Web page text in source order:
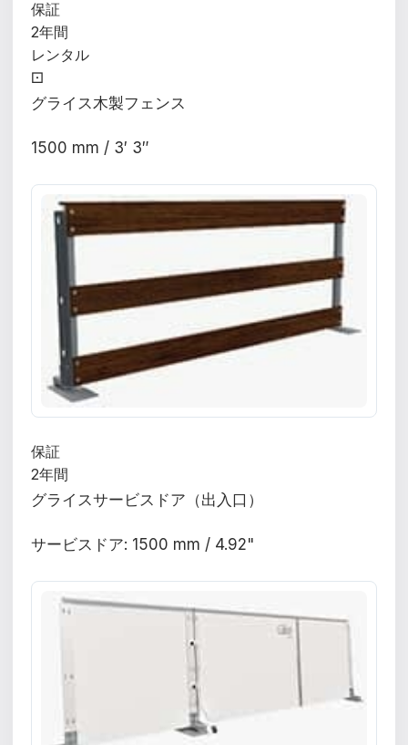
保証
2年間
レンタル
⚀
グライス木製フェンス
1500 mm / 3′ 3″
保証
2年間
グライスサービスドア（出入口）
サービスドア: 1500 mm / 4.92"